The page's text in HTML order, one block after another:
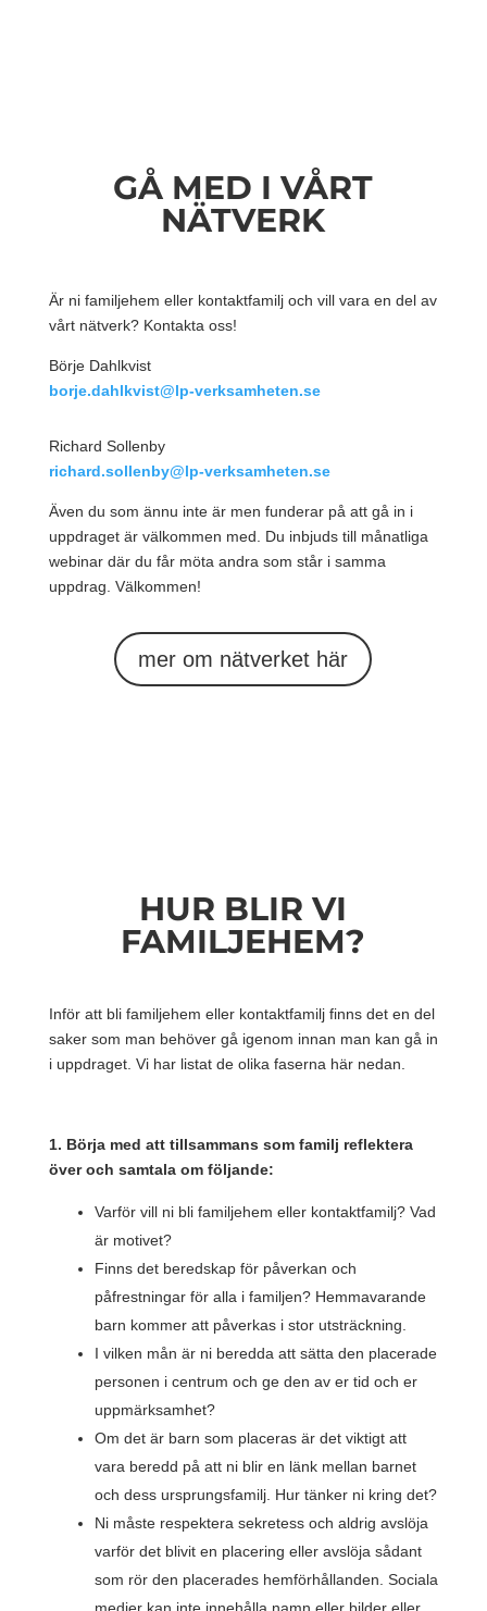
GÅ MED I VÅRT
NÄTVERK
Är ni familjehem eller kontaktfamilj och vill vara en del av
vårt nätverk? Kontakta oss!
Börje Dahlkvist
borje.dahlkvist@lp-verksamheten.se
Richard Sollenby
richard.sollenby@lp-verksamheten.se
Även du som ännu inte är men funderar på att gå in i
uppdraget är välkommen med. Du inbjuds till månatliga
webinar där du får möta andra som står i samma
uppdrag. Välkommen!
mer om nätverket här
HUR BLIR VI
FAMILJEHEM?
Inför att bli familjehem eller kontaktfamilj finns det en del
saker som man behöver gå igenom innan man kan gå in
i uppdraget. Vi har listat de olika faserna här nedan.
1. Börja med att tillsammans som familj reflektera
över och samtala om följande:
Varför vill ni bli familjehem eller kontaktfamilj? Vad
är motivet?
Finns det beredskap för påverkan och
påfrestningar för alla i familjen? Hemmavarande
barn kommer att påverkas i stor utsträckning.
I vilken mån är ni beredda att sätta den placerade
personen i centrum och ge den av er tid och er
uppmärksamhet?
Om det är barn som placeras är det viktigt att
vara beredd på att ni blir en länk mellan barnet
och dess ursprungsfamilj. Hur tänker ni kring det?
Ni måste respektera sekretess och aldrig avslöja
varför det blivit en placering eller avslöja sådant
som rör den placerades hemförhållanden. Sociala